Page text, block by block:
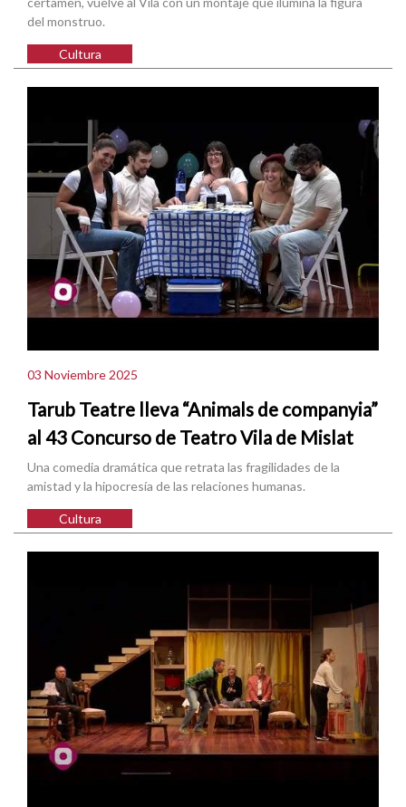
del monstruo.
Cultura
03 Noviembre 2025
Tarub Teatre lleva “Animals de companyia”
al 43 Concurso de Teatro Vila de Mislat
Una comedia dramática que retrata las fragilidades de la
amistad y la hipocresía de las relaciones humanas.
Cultura